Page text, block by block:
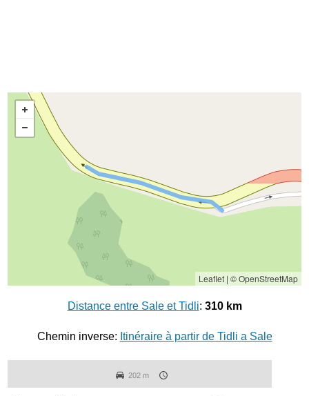
Leaflet| © OpenStreetMap
Distance entre Sale et Tidli: 310 km
Chemin inverse: Itinéraire à partir de Tidli a Sale
202 m